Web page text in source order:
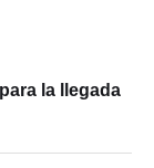
la llegada